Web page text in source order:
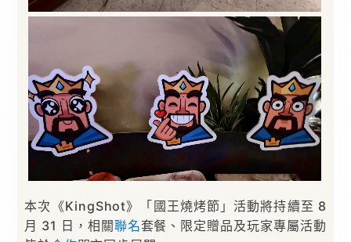
本次《KingShot》「國王燒烤節」活動將持續至 8
月 31 日，相關聯名套餐、限定贈品及玩家專屬活動